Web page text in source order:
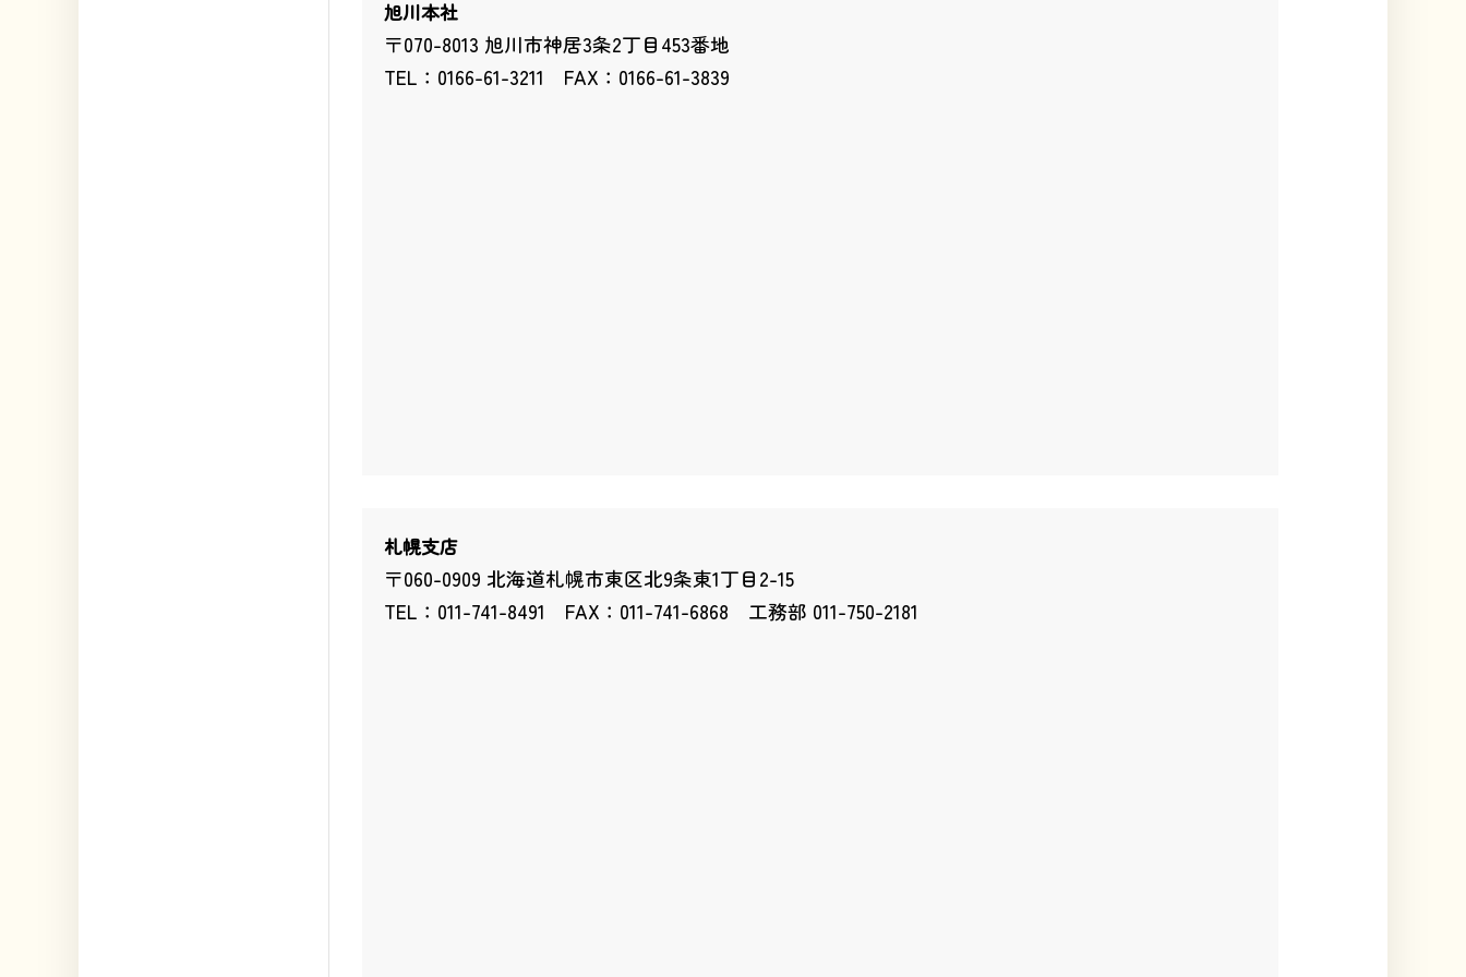
旭川本社
〒070-8013 旭川市神居3条2丁目453番地
TEL：0166-61-3211 FAX：0166-61-3839
札幌支店
〒060-0909 北海道札幌市東区北9条東1丁目2-15
TEL：011-741-8491 FAX：011-741-6868 工務部 011-750-2181